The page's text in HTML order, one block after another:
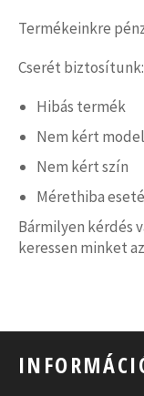
Termékeinkre
Cserét biztosítunk:
Hibás termék
Nem kért
Nem kért szín
Mérethiba
Bármilyen kérdés
keressen minket